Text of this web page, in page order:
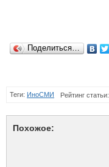
Поделиться…
Теги: ИноСМИ Рейтинг статьи:
Похожое: